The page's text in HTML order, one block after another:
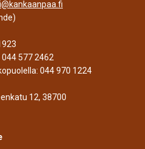
044 577 2462
044 970 1224
12, 38700